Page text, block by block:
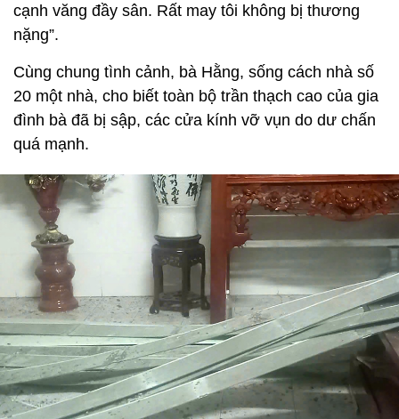
cạnh văng đầy sân. Rất may tôi không bị thương
nặng”.
Cùng chung tình cảnh, bà Hằng, sống cách nhà số
20 một nhà, cho biết toàn bộ trần thạch cao của gia
đình bà đã bị sập, các cửa kính vỡ vụn do dư chấn
quá mạnh.